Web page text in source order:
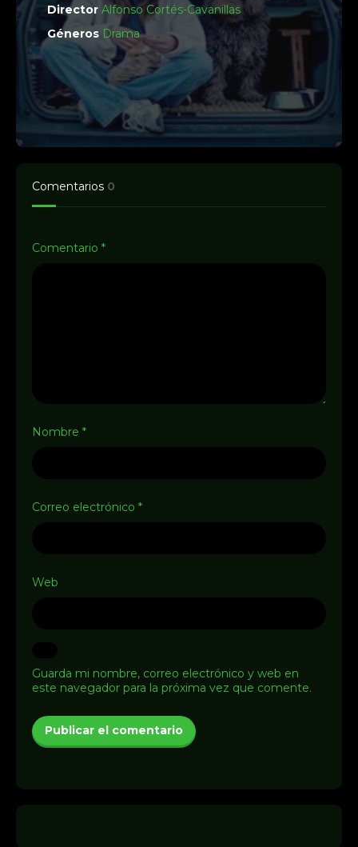
Director Alfonso Cortés-Cavanillas
Géneros Drama
Comentarios 0
Comentario *
Nombre *
Correo electrónico *
Web
Guarda mi nombre, correo electrónico y web en
este navegador para la próxima vez que comente.